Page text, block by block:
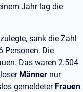
Jahr lag die
sank die Zahl
Personen. Die
Das waren 2.504
Männer nur
gemeldeter Frauen